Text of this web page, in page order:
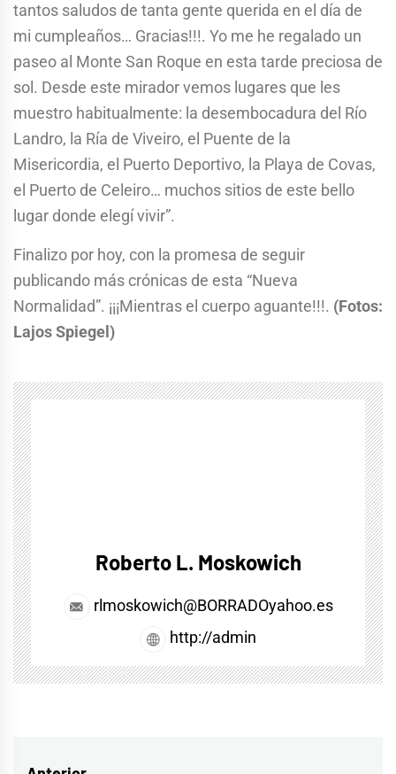
tantos saludos de tanta gente querida en el día de
mi cumpleaños… Gracias!!!. Yo me he regalado un
paseo al Monte San Roque en esta tarde preciosa de
sol. Desde este mirador vemos lugares que les
muestro habitualmente: la desembocadura del Río
Landro, la Ría de Viveiro, el Puente de la
Misericordia, el Puerto Deportivo, la Playa de Covas,
el Puerto de Celeiro… muchos sitios de este bello
lugar donde elegí vivir”.
Finalizo por hoy, con la promesa de seguir
publicando más crónicas de esta “Nueva
Normalidad”. ¡¡¡Mientras el cuerpo aguante!!!. (Fotos:
Lajos Spiegel)
Roberto L. Moskowich
rlmoskowich@BORRADOyahoo.es
http://admin